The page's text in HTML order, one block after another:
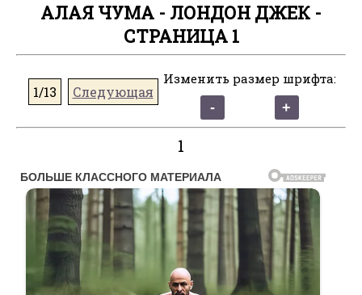
АЛАЯ ЧУМА - ЛОНДОН ДЖЕК -
СТРАНИЦА 1
1/13 Следующая
Изменить размер шрифта:
1